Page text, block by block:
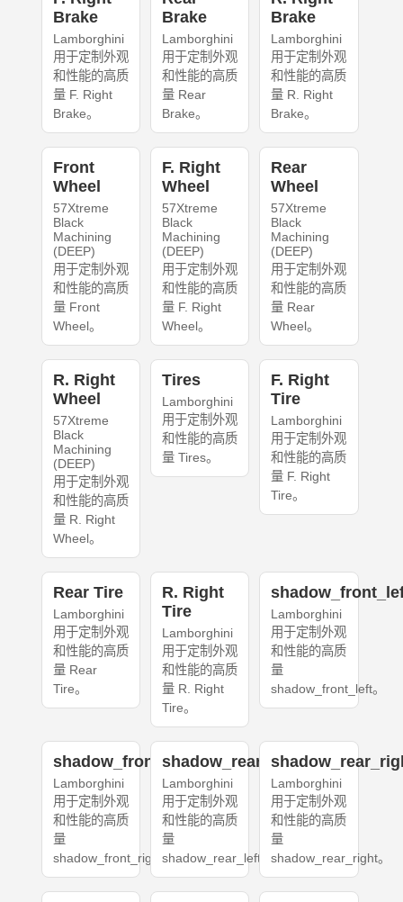
Brake
Lamborghini
用于定制外观
和性能的高质
量 F. Right
Brake。
Brake
Lamborghini
用于定制外观
和性能的高质
量 Rear
Brake。
Brake
Lamborghini
用于定制外观
和性能的高质
量 R. Right
Brake。
Front
Wheel
57Xtreme
Black
Machining
(DEEP)
用于定制外观
和性能的高质
量 Front
Wheel。
F. Right
Wheel
57Xtreme
Black
Machining
(DEEP)
用于定制外观
和性能的高质
量 F. Right
Wheel。
Rear
Wheel
57Xtreme
Black
Machining
(DEEP)
用于定制外观
和性能的高质
量 Rear
Wheel。
R. Right
Wheel
57Xtreme
Black
Machining
(DEEP)
用于定制外观
和性能的高质
量 R. Right
Wheel。
Tires
Lamborghini
用于定制外观
和性能的高质
量 Tires。
F. Right
Tire
Lamborghini
用于定制外观
和性能的高质
量 F. Right
Tire。
Rear Tire
Lamborghini
用于定制外观
和性能的高质
量 Rear
Tire。
R. Right
Tire
Lamborghini
用于定制外观
和性能的高质
量 R. Right
Tire。
Lamborghini
用于定制外观
和性能的高质
量
shadow_front_left。
shadow_front_right
Lamborghini
用于定制外观
和性能的高质
量
shadow_front_right。
shadow_rear_left
Lamborghini
用于定制外观
和性能的高质
量
shadow_rear_left。
Lamborghini
用于定制外观
和性能的高质
量
shadow_rear_right。